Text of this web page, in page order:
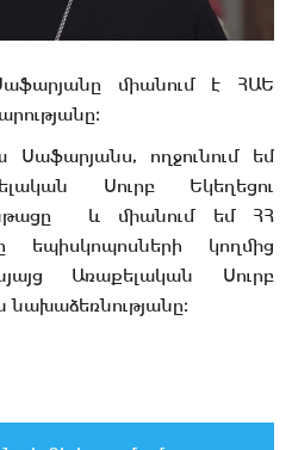
միանում է ՀԱԵ
ողջունում եմ
Սուրբ Եկեղեցու
և միանում եմ ՀՀ
կողմից
Առաքելական Սուրբ
նախաձեռնությանը։